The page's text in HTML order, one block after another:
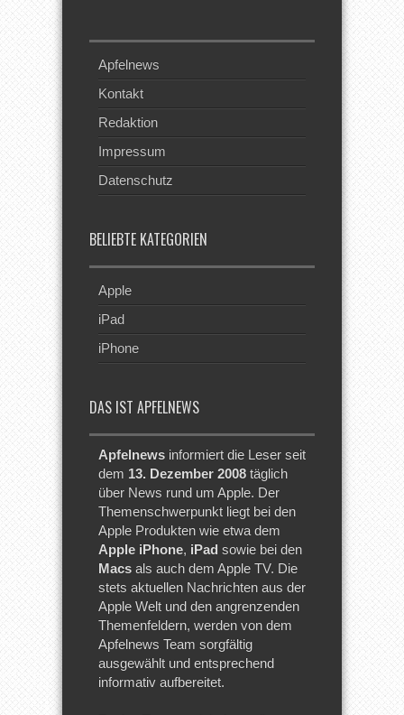
Apfelnews
Kontakt
Redaktion
Impressum
Datenschutz
BELIEBTE KATEGORIEN
Apple
iPad
iPhone
DAS IST APFELNEWS
Apfelnews informiert die Leser seit
dem 13. Dezember 2008 täglich
über News rund um Apple. Der
Themenschwerpunkt liegt bei den
Apple Produkten wie etwa dem
Apple iPhone, iPad sowie bei den
Macs als auch dem Apple TV. Die
stets aktuellen Nachrichten aus der
Apple Welt und den angrenzenden
Themenfeldern, werden von dem
Apfelnews Team sorgfältig
ausgewählt und entsprechend
informativ aufbereitet.